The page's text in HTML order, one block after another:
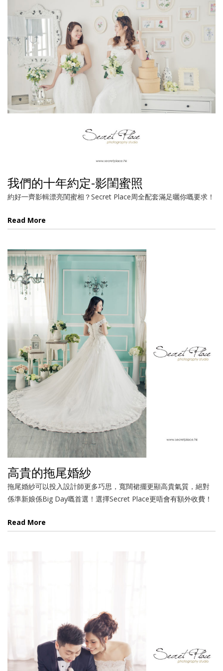
我們的十年約定-影閨蜜照
約好一齊影輯漂亮閨蜜相？Secret Place周全配套滿足曬你嘅要求！
Read More
高貴的拖尾婚紗
拖尾婚紗可以投入設計師更多巧思，寬闊裙擺更顯高貴氣質，絕對
係準新娘係Big Day嘅首選！選擇Secret Place更唔會有額外收費！
Read More